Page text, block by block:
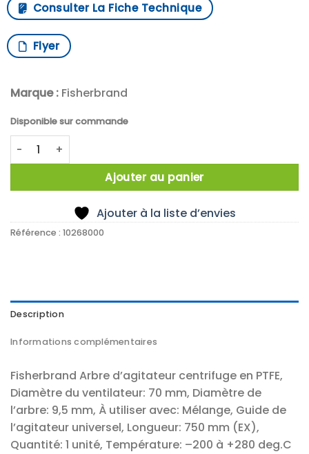
Consulter La Fiche Technique
Flyer
Marque : Fisherbrand
Disponible sur commande
quantité de PALE CENTRIFUGE 70 MM L750 MM
Ajouter au panier
Ajouter à la liste d’envies
Référence : 10268000
Description
Informations complémentaires
Fisherbrand Arbre d’agitateur centrifuge en PTFE,
Diamètre du ventilateur: 70 mm, Diamètre de
l’arbre: 9,5 mm, À utiliser avec: Mélange, Guide de
l’agitateur universel, Longueur: 750 mm (EX),
Quantité: 1 unité, Température: –200 à +280 deg.C